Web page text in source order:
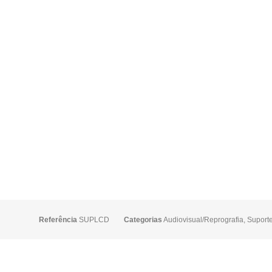
Referência SUPLCD Categorias Audiovisual/Reprografia